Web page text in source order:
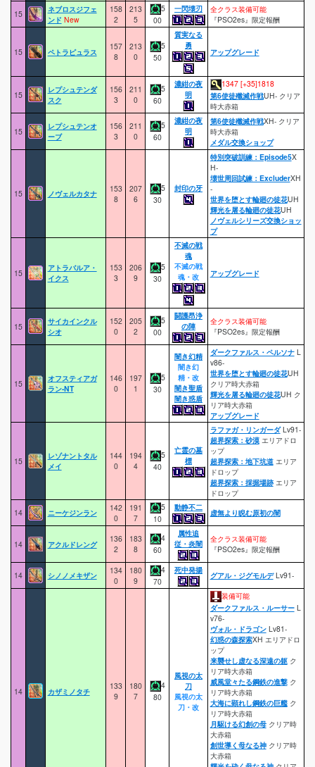
15
ネブロスジフェ
ンド New
158
2
213
5
5
00
一閃壊刃
全クラス装備可能
『PSO2es』限定報酬
15 ペトラピュラス
157
8
213
0
5
50
質実なる
勇
アップグレード
15
レプシュテンダ
スク
156
3
211
0
5
60
濃紺の夜
明
1347 [+35]1818
第6使徒殲滅作戦UH- クリア
時大赤箱
15
レプシュテンオ
ーブ
156
3
211
0
5
60
濃紺の夜
明
第6使徒殲滅作戦XH- クリア
時大赤箱
メダル交換ショップ
15 ノヴェルカタナ
153
8
207
6
5
30
封印の牙
特別突破訓練：Episode5X
H-
壊世周回試練：ExcluderXH
-
世界を堕とす輪廻の徒花UH
輝光を屠る輪廻の徒花UH
ノヴェルシリーズ交換ショッ
プ
15
アトラバルア・
イクス
153
3
206
9
5
30
不滅の戦
魂
不滅の戦
魂・改
アップグレード
15
サイカインクル
シオ
152
0
205
2
5
00
闘護昂浄
の陣
全クラス装備可能
『PSO2es』限定報酬
15
オフスティアガ
ラン-NT
146
0
197
1
5
30
闇き幻精
闇き幻
精・改
闇き聖盾
闇き惑盾
ダークファルス・ペルソナL
v86-
世界を堕とす輪廻の徒花UH
クリア時大赤箱
輝光を屠る輪廻の徒花UH ク
リア時大赤箱
アップグレード
15
レゾナントタル
メイ
144
0
194
4
5
40
亡霊の墓
標
ラファガ・リンガーダLv91-
超界探索：砂漠エリアドロ
ップ
超界探索：地下坑道エリア
ドロップ
超界探索：採掘場跡エリア
ドロップ
14
ニーケジンラン
142
0
191
7
5
10
動静不二
虚無より睨む原初の闇
14 アクルドレング
136
2
183
8
4
60
属性追
従・炎闇
全クラス装備可能
『PSO2es』限定報酬
14 シノノメキザン
134
0
180
9
4
70
死中発揚
グアル・ジグモルデLv91-
14 カザミノタチ
133
9
180
7
4
80
風視の太
刀
風視の太
刀・改
装備可能
ダークファルス・ルーサーL
v76-
ヴォル・ドラゴンLv81-
幻惑の森探索XH エリアドロ
ップ
来襲せし虚なる深遠の躯ク
リア時大赤箱
威風堂々たる鋼鉄の進撃ク
リア時大赤箱
大海に顕れし鋼鉄の巨艦ク
リア時大赤箱
月駆ける幻創の母クリア時
大赤箱
創世導く母なる神クリア時
大赤箱